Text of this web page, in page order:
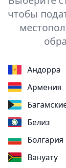
чтобы
Андорра
Армения
Белиз
Болгария
Вануату